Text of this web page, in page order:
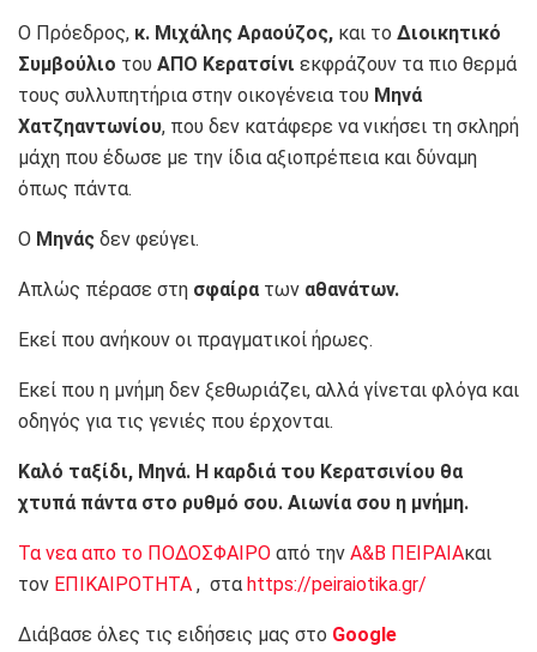
Ο Πρόεδρος, κ. Μιχάλης Αραούζος, και το Διοικητικό
Συμβούλιο του ΑΠΟ Κερατσίνι εκφράζουν τα πιο θερμά
τους συλλυπητήρια στην οικογένεια του Μηνά
Χατζηαντωνίου, που δεν κατάφερε να νικήσει τη σκληρή
μάχη που έδωσε με την ίδια αξιοπρέπεια και δύναμη
όπως πάντα.
Ο Μηνάς δεν φεύγει.
Απλώς πέρασε στη σφαίρα των αθανάτων.
Εκεί που ανήκουν οι πραγματικοί ήρωες.
Εκεί που η μνήμη δεν ξεθωριάζει, αλλά γίνεται φλόγα και
οδηγός για τις γενιές που έρχονται.
Καλό ταξίδι, Μηνά. Η καρδιά του Κερατσινίου θα
χτυπά πάντα στο ρυθμό σου. Αιωνία σου η μνήμη.
Τα νεα απο το ΠΟΔΟΣΦΑΙΡΟ από την Α&Β ΠΕΙΡΑΙΑκαι
τον ΕΠΙΚΑΙΡΟΤΗΤΑ , στα https://peiraiotika.gr/
Διάβασε όλες τις ειδήσεις μας στο Google